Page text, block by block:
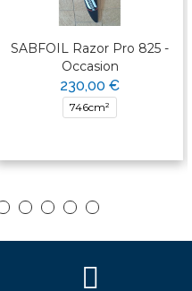
SABFOIL Razor Pro 825 -
Occasion
230,00 €
746cm²